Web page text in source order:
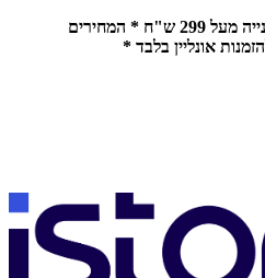
*משלוח חינם עד הבית בקנייה מעל 299 ש"ח * המחירים
אונליין בלבד *